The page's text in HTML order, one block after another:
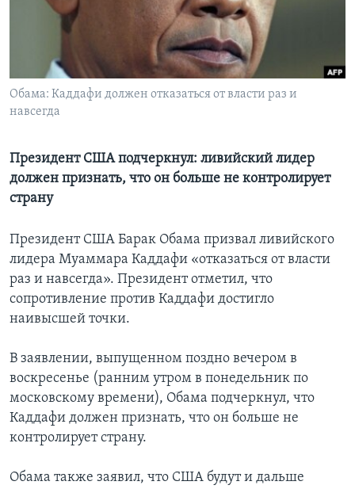
Learning English
СОЦИАЛЬНЫЕ СЕТИ
Обама: Каддафи должен отказаться от власти раз и
навсегда
Президент США подчеркнул: ливийский лидер
должен признать, что он больше не контролирует
страну
Президент США Барак Обама призвал ливийского
лидера Муаммара Каддафи «отказаться от власти
раз и навсегда». Президент отметил, что
сопротивление против Каддафи достигло
наивысшей точки.
В заявлении, выпущенном поздно вечером в
воскресенье (ранним утром в понедельник по
московскому времени), Обама подчеркнул, что
Каддафи должен признать, что он больше не
контролирует страну.
Обама также заявил, что США будут и дальше